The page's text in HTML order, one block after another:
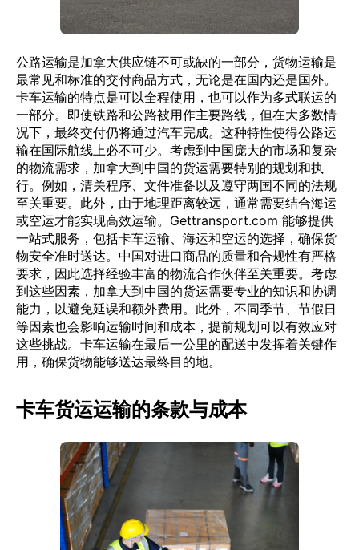
公路运输是加拿大供应链不可或缺的一部分，货物运输是
最常见和标准的交付商品方式，无论是在国内还是国外。
卡车运输的特点是可以全程使用，也可以作为多式联运的
一部分。即使铁路和公路被用作主要路线，但在大多数情
况下，最终交付仍将通过汽车完成。这种特性使得公路运
输在国际航线上必不可少。考虑到中国庞大的市场和复杂
的物流需求，加拿大到中国的货运需要特别的规划和执
行。例如，清关程序、文件准备以及遵守两国不同的法规
至关重要。此外，由于地理距离较远，通常需要结合海运
或空运才能实现高效运输。Gettransport.com 能够提供
一站式服务，包括卡车运输、海运和空运的选择，确保货
物安全准时送达。中国对进口商品的质量和合规性有严格
要求，因此选择经验丰富的物流合作伙伴至关重要。考虑
到这些因素，加拿大到中国的货运需要专业的知识和协调
能力，以避免延误和额外费用。此外，不同季节、节假日
等因素也会影响运输时间和成本，提前规划可以有效应对
这些挑战。卡车运输在最后一公里的配送中发挥着关键作
用，确保货物能够送达最终目的地。
卡车货运运输的条款与成本